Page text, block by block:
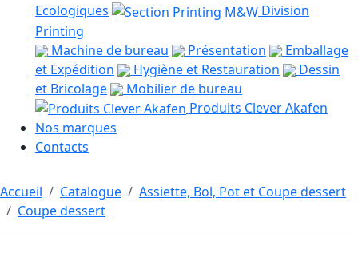
Ecologiques
Division
Printing
Machine de bureau
Présentation
Emballage
et Expédition
Hygiène et Restauration
Dessin
et Bricolage
Mobilier de bureau
Produits Clever Akafen
Nos marques
Contacts
Accueil Catalogue
Assiette, Bol, Pot et Coupe dessert
Coupe dessert